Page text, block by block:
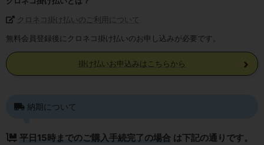
クロネコ掛け払いのご利用について
無料会員登録後にクロネコ掛け払いのお申し込みが必要です。
掛け払いお申込みはこちらから
納期について
平日15時までのご購入手続完了の場合 は下記の通りです。